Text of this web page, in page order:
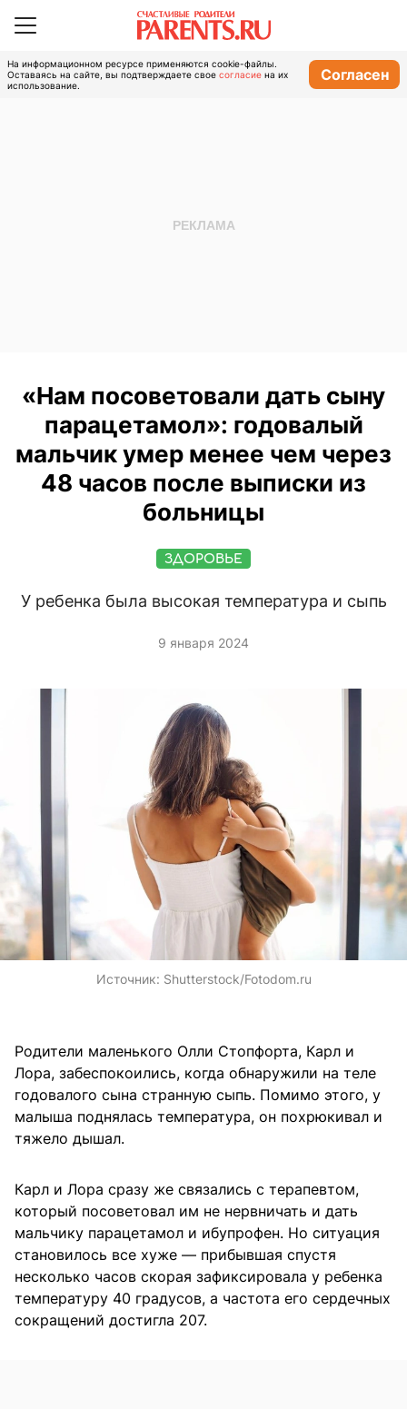
На информационном ресурсе применяются cookie-файлы.
Оставаясь на сайте, вы подтверждаете свое согласие на их
использование.
Согласен
«Нам посоветовали дать сыну
парацетамол»: годовалый
мальчик умер менее чем через
48 часов после выписки из
больницы
ЗДОРОВЬЕ
У ребенка была высокая температура и сыпь
9 января 2024
Источник: Shutterstock/Fotodom.ru
Родители маленького Олли Стопфорта, Карл и
Лора, забеспокоились, когда обнаружили на теле
годовалого сына странную сыпь. Помимо этого, у
малыша поднялась температура, он похрюкивал и
тяжело дышал.
Карл и Лора сразу же связались с терапевтом,
который посоветовал им не нервничать и дать
мальчику парацетамол и ибупрофен. Но ситуация
становилось все хуже — прибывшая спустя
несколько часов скорая зафиксировала у ребенка
температуру 40 градусов, а частота его сердечных
сокращений достигла 207.